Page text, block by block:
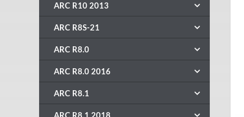
ARC R10 2013
ARC R8S-21
ARC R8.0
ARC R8.0 2016
ARC R8.1